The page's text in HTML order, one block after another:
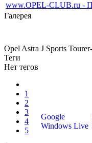
www.OPEL-CLUB.ru -
Галерея
Opel Astra J Sports
Теги
Нет тегов
1
2
3
4
5
Google
Windows Live